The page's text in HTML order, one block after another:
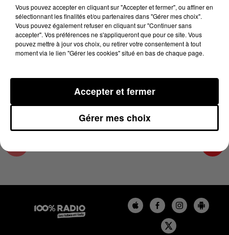
10 avril 2025 - 2 min 15 sec
LES INFOS DE L'HÉRAULT DU 10/04/2025 À
10H01
Podcasts infos de l'Hérault
Vous pouvez accepter en cliquant sur "Accepter et fermer", ou affiner en
sélectionnant les finalités et/ou partenaires dans "Gérer mes choix".
Vous pouvez également refuser en cliquant sur "Continuer sans
accepter". Vos préférences ne s'appliqueront que pour ce site. Vous
pouvez mettre à jour vos choix, ou retirer votre consentement à tout
moment via le lien "Gérer les cookies" situé en bas de chaque page.
Gérer mes choix
Accepter et fermer